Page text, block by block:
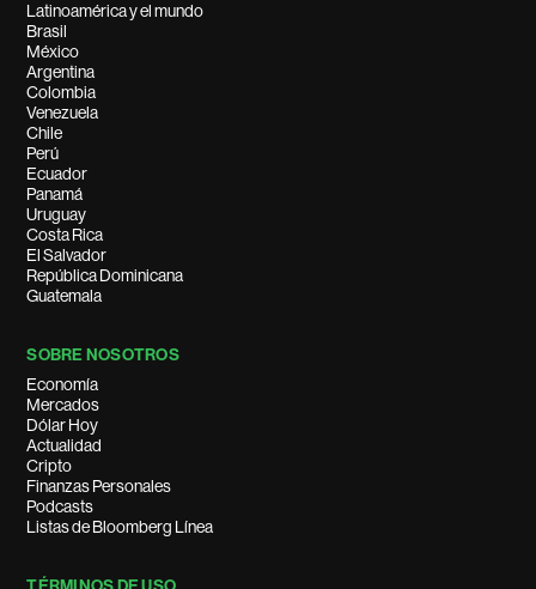
Latinoamérica y el mundo
Brasil
México
Argentina
Colombia
Venezuela
Chile
Perú
Ecuador
Panamá
Uruguay
Costa Rica
El Salvador
República Dominicana
Guatemala
SOBRE NOSOTROS
Economía
Mercados
Dólar Hoy
Actualidad
Cripto
Finanzas Personales
Podcasts
Listas de Bloomberg Línea